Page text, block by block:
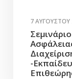
7 ΑΥΓΟΎΣΤΟΥ
-